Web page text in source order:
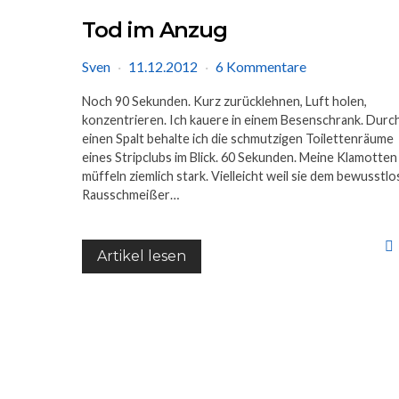
Tod im Anzug
Sven 11.12.2012 6 Kommentare
Noch 90 Sekunden. Kurz zurücklehnen, Luft holen,
konzentrieren. Ich kauere in einem Besenschrank.
einen Spalt behalte ich die schmutzigen Toilettenräume
eines Stripclubs im Blick. 60 Sekunden. Meine Klamotten
müffeln ziemlich stark. Vielleicht weil sie dem
Rausschmeißer…
Artikel lesen